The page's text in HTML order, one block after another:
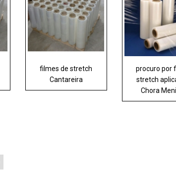
filmes de stretch
Cantareira
procuro por
stretch
Chora